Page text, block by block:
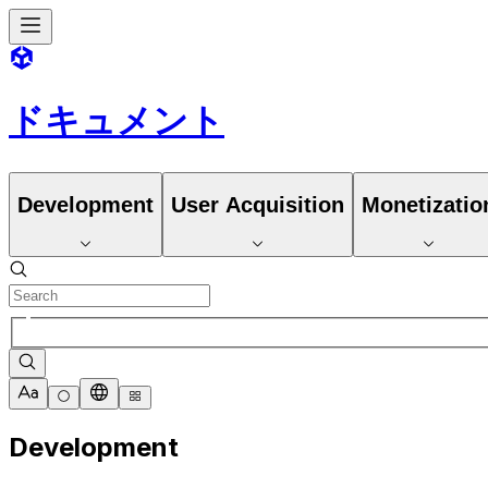
ドキュメント
Development User Acquisition
Development